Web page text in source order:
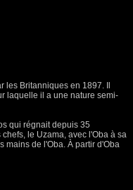
Britanniques en 1897. Il
laquelle il a une nature semi-
qui régnait depuis 35
le Uzama, avec l'Oba à sa
mains de l'Oba. À partir d'Oba